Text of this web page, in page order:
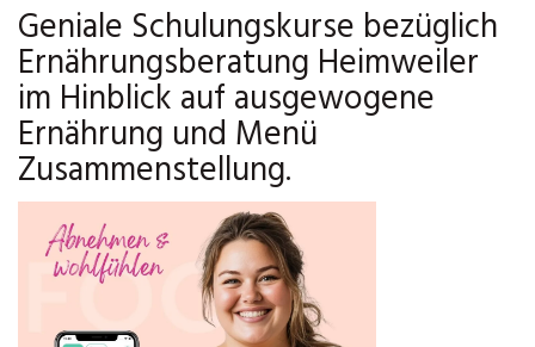
Geniale Schulungskurse bezüglich
Ernährungsberatung Heimweiler
im Hinblick auf ausgewogene
Ernährung und Menü
Zusammenstellung.